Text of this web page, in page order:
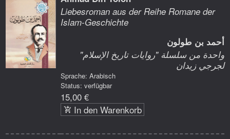
Liebesroman aus der Reihe Romane der
Islam-Geschichte
أحمد بن طولون
واحدة من سلسلة "روايات تاريخ الإسلام"
لجرجي زيدان
Sprache: Arabisch
Status: verfügbar
15,00 €
In den Warenkorb